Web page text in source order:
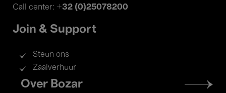
Call center: +32 (0)25078200
Join & Support
Steun ons
Zaalverhuur
Footer
menu
Over Bozar